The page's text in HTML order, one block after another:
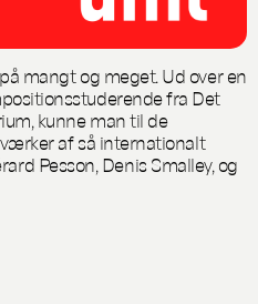
mangt og meget. Ud over en
fra Det
kunne man til de
af så internationalt
Pesson, Denis Smalley, og